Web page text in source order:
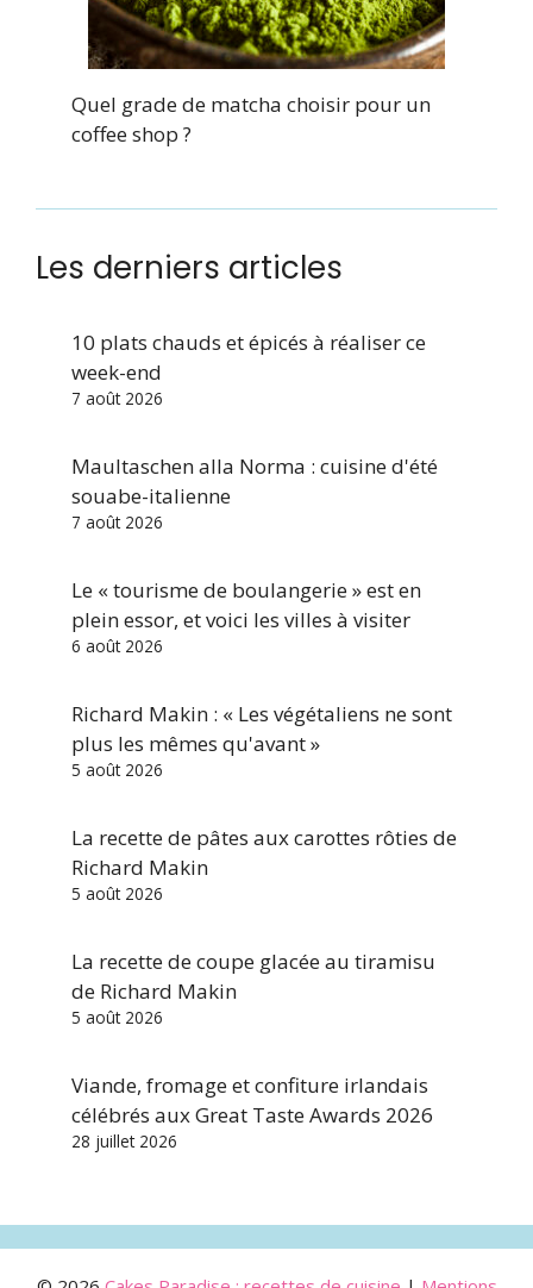
Quel grade de matcha choisir pour un
coffee shop ?
Les derniers articles
10 plats chauds et épicés à réaliser ce
week-end
7 août 2026
Maultaschen alla Norma : cuisine d'été
souabe-italienne
7 août 2026
Le « tourisme de boulangerie » est en
plein essor, et voici les villes à visiter
6 août 2026
Richard Makin : « Les végétaliens ne sont
plus les mêmes qu'avant »
5 août 2026
La recette de pâtes aux carottes rôties de
Richard Makin
5 août 2026
La recette de coupe glacée au tiramisu
de Richard Makin
5 août 2026
Viande, fromage et confiture irlandais
célébrés aux Great Taste Awards 2026
28 juillet 2026